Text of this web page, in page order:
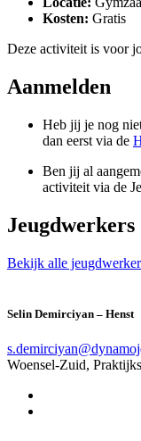
Kosten: Gratis
Deze activiteit is voor
Aanmelden
Heb jij je nog
dan eerst via de
Ben jij al
activiteit via de
Jeugdwerkers
Bekijk alle
Selin Demirciyan – Henst
Woensel-Zuid,